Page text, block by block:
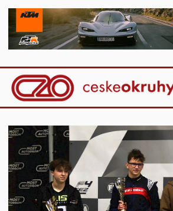
Češi ve světě
GT Cup Series
TCR Eastern Europe
F4 CEZ